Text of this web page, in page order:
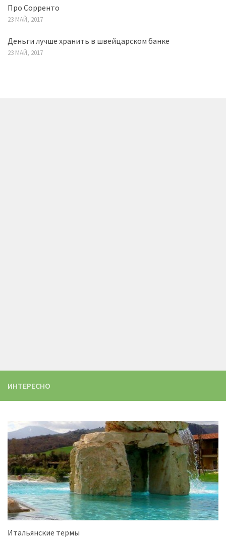
Про Сорренто
23 МАЙ, 2017
Деньги лучше хранить в швейцарском банке
23 МАЙ, 2017
ИНТЕРЕСНО
Итальянские термы